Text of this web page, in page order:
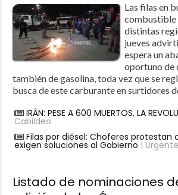
Las filas en
combustible
distintas
jueves
espera un
oportuno de
también de gasolina, toda vez que se
busca de este carburante en surtidores
IRÁN: PESE A 600 MUERTOS, LA
Cabildeo
Filas por diésel: Choferes protestan
exigen soluciones al Gobierno | Urgente
Listado de nominaciones